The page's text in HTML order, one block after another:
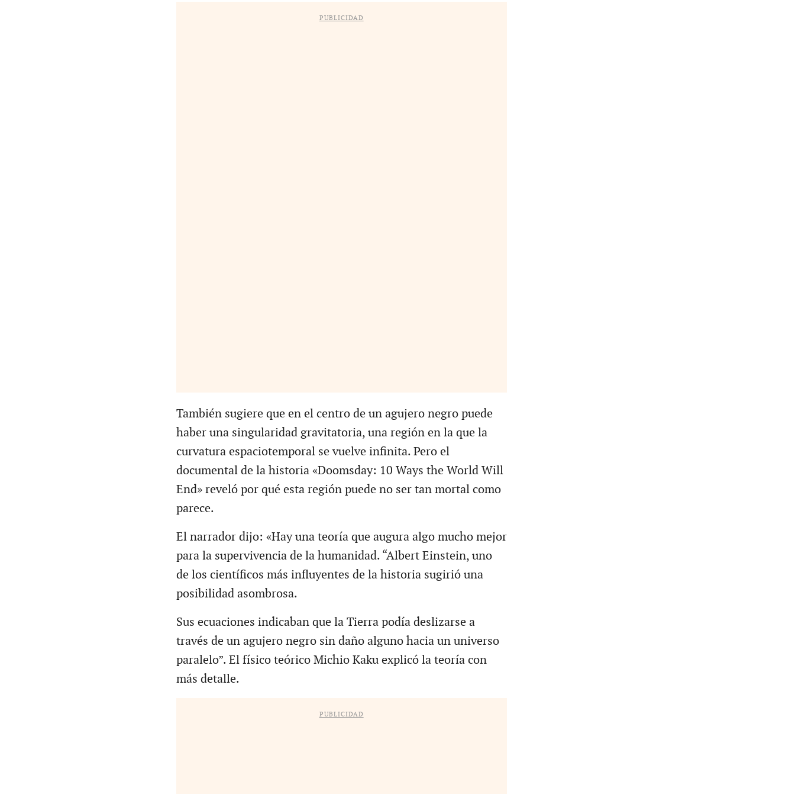
PUBLICIDAD
También sugiere que en el centro de un agujero negro puede
haber una singularidad gravitatoria, una región en la que la
curvatura espaciotemporal se vuelve infinita. Pero el
documental de la historia «Doomsday: 10 Ways the World Will
End» reveló por qué esta región puede no ser tan mortal como
parece.
El narrador dijo: «Hay una teoría que augura algo mucho mejor
para la supervivencia de la humanidad. “Albert Einstein, uno
de los científicos más influyentes de la historia sugirió una
posibilidad asombrosa.
Sus ecuaciones indicaban que la Tierra podía deslizarse a
través de un agujero negro sin daño alguno hacia un universo
paralelo”. El físico teórico Michio Kaku explicó la teoría con
más detalle.
PUBLICIDAD